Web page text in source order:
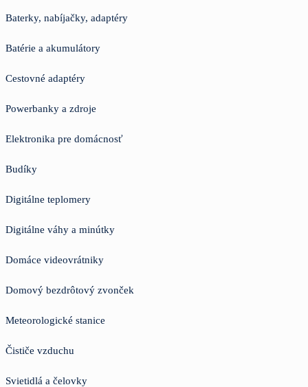
Baterky, nabíjačky, adaptéry
Batérie a akumulátory
Cestovné adaptéry
Powerbanky a zdroje
Elektronika pre domácnosť
Budíky
Digitálne teplomery
Digitálne váhy a minútky
Domáce videovrátniky
Domový bezdrôtový zvonček
Meteorologické stanice
Čističe vzduchu
Svietidlá a čelovky